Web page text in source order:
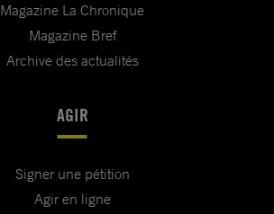
Magazine La Chronique
Magazine Bref
Archive des actualités
AGIR
Signer une pétition
Agir en ligne